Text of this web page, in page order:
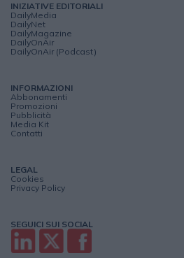
INIZIATIVE EDITORIALI
DailyMedia
DailyNet
DailyMagazine
DailyOnAir
DailyOnAir (Podcast)
INFORMAZIONI
Abbonamenti
Promozioni
Pubblicità
Media Kit
Contatti
LEGAL
Cookies
Privacy Policy
SEGUICI SUI SOCIAL